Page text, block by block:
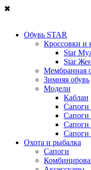
✖
Обувь STAR
Кроссовки и
Star
Star
Мембранная
Зимняя обувь
Модели
Каблан
Сапоги
Сапоги
Сапоги
Охота и рыбалка
Сапоги